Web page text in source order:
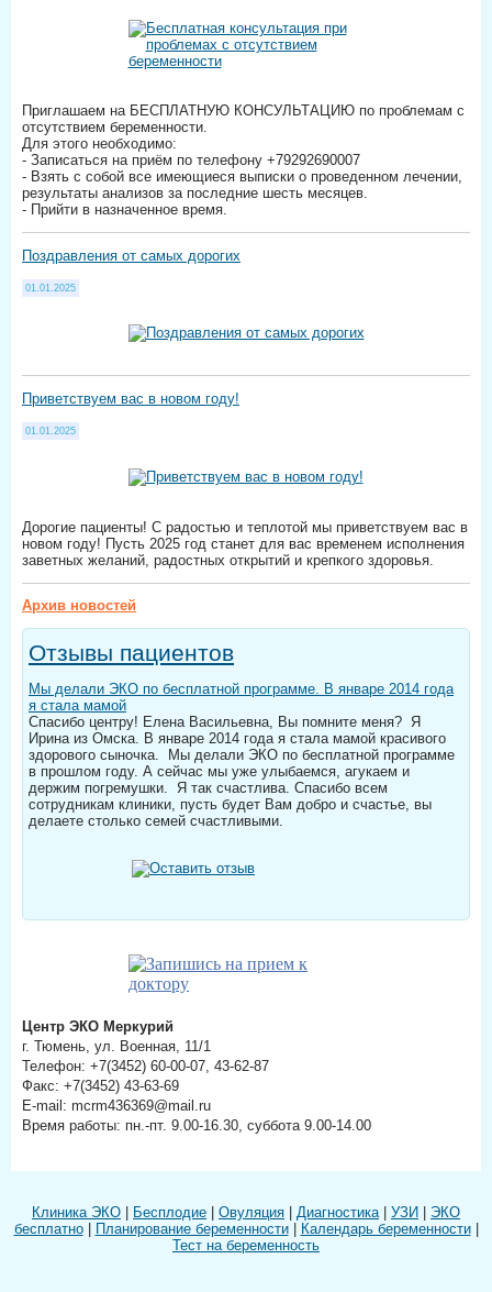
Приглашаем на БЕСПЛАТНУЮ КОНСУЛЬТАЦИЮ по проблемам с
отсутствием беременности.
Для этого необходимо:
- Записаться на приём по телефону +79292690007
- Взять с собой все имеющиеся выписки о проведенном лечении,
результаты анализов за последние шесть месяцев.
- Прийти в назначенное время.
Поздравления от самых дорогих
01.01.2025
Приветствуем вас в новом году!
01.01.2025
Дорогие пациенты! С радостью и теплотой мы приветствуем вас в
новом году! Пусть 2025 год станет для вас временем исполнения
заветных желаний, радостных открытий и крепкого здоровья.
Архив новостей
Отзывы пациентов
Мы делали ЭКО по бесплатной программе. В январе 2014 года
я стала мамой
Спасибо центру! Елена Васильевна, Вы помните меня? Я
Ирина из Омска. В январе 2014 года я стала мамой красивого
здорового сыночка. Мы делали ЭКО по бесплатной программе
в прошлом году. А сейчас мы уже улыбаемся, агукаем и
держим погремушки. Я так счастлива. Спасибо всем
сотрудникам клиники, пусть будет Вам добро и счастье, вы
делаете столько семей счастливыми.
Центр ЭКО Меркурий
г. Тюмень, ул. Военная, 11/1
Телефон: +7(3452) 60-00-07, 43-62-87
Факс: +7(3452) 43-63-69
E-mail: mcrm436369@mail.ru
Время работы: пн.-пт. 9.00-16.30, суббота 9.00-14.00
Клиника ЭКО | Бесплодие | Овуляция | Диагностика | УЗИ | ЭКО
бесплатно| Планирование беременности| Календарь беременности|
Тест на беременность